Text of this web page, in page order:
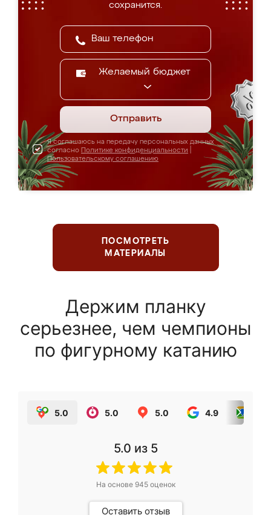
сохранится.
Желаемый бюджет
Отправить
Я соглашаюсь на передачу персональных данных
согласно Политике конфиденциальности
Пользовательскому соглашению
ПОСМОТРЕТЬ
МАТЕРИАЛЫ
Держим планку
серьезнее, чем чемпионы
по фигурному катанию
5.0 5.0 5.0 4.9
5.0 из 5
На основе 945оценок
Оставить отзыв